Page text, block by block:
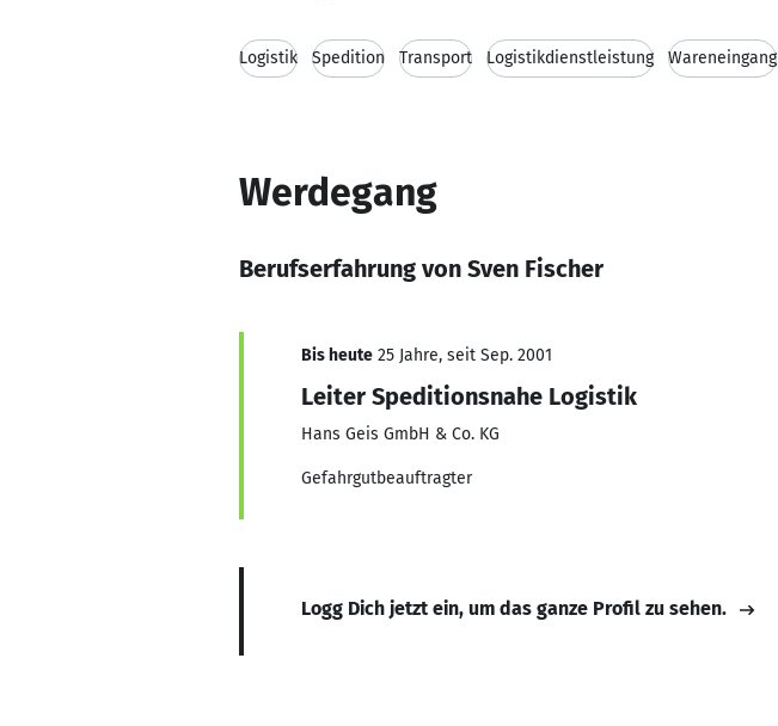
Logistik Spedition Transport Logistikdienstleistung Wareneingang
Werdegang
Berufserfahrung von Sven Fischer
Bis heute 25 Jahre, seit Sep. 2001
Leiter Speditionsnahe Logistik
Hans Geis GmbH & Co. KG
Gefahrgutbeauftragter
Logg Dich jetzt ein, um das ganze Profil zu sehen.